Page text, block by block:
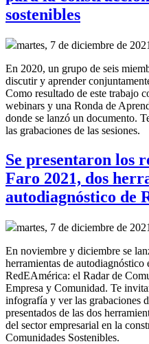
sostenibles
martes, 7 de diciembre de 2021
En 2020, un grupo de seis
discutir y aprender
Como resultado de este trabajo
webinars y una Ronda de
donde se lanzó un documento.
las grabaciones de las sesiones.
Se presentaron los
Faro 2021, dos
autodiagnóstico de
martes, 7 de diciembre de 2021
En noviembre y diciembre se
herramientas de autodiagnóstico
RedEAmérica: el Radar de
Empresa y Comunidad. Te
infografía y ver las grabaciones
presentados de las dos
del sector empresarial en la
Comunidades Sostenibles.